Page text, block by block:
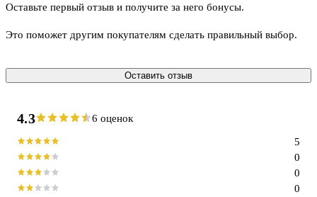
Оставьте первый отзыв и получите за него бонусы.
Это поможет другим покупателям сделать правильный выбор.
Оставить отзыв
4.3 6 оценок
0
0
0
5